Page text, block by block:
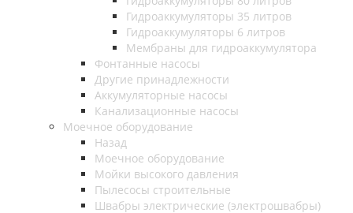
Гидроаккумуляторы 35 литров
Гидроаккумуляторы 6 литров
Мембраны для гидроаккумулятора
Фонтанные насосы
Другие принадлежности
Аккумуляторные насосы
Канализационные насосы
Моечное оборудование
Назад
Моечное оборудование
Мойки высокого давления
Пылесосы строительные
Швабры электрические (электрошвабры)